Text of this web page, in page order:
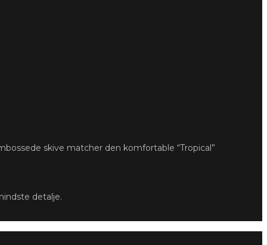
skive matcher den komfortable “Tropical”
detalje.